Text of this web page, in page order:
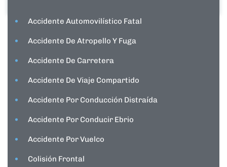
Accidente Automovilístico Fatal
Accidente De Atropello Y Fuga
Accidente De Carretera
Accidente De Viaje Compartido
Accidente Por Conducción Distraída
Accidente Por Conducir Ebrio
Accidente Por Vuelco
Colisión Frontal